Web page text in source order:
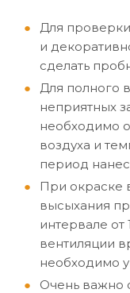
Для
и
сделать
Для полного
неприятных
необходимо
воздуха и
период
При окраске
высыхания
интервале от
вентиляции
необходимо
Очень важно